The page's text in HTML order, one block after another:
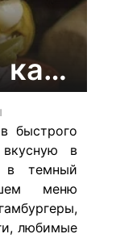
кафе
быстрого
в
в темный
меню
любимые